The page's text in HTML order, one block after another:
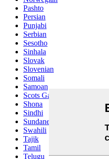
Pashto
Persian
Punjabi
Serbian
Sesotho
Sinhala
Slovak
Slovenian
Somali
Samoan
Scots Gaelic
Shona
Sindhi
Sundanese
Swahili
Tajik
Tamil
Telugu